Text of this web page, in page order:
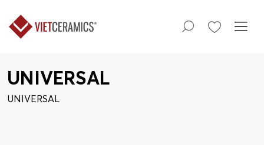
UNIVERSAL
UNIVERSAL